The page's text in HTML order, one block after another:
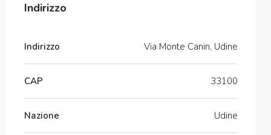
Indirizzo
Indirizzo Via Monte Canin, Udine
CAP 33100
Nazione Udine